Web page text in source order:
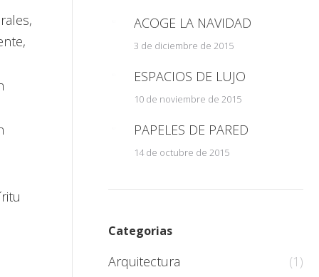
ACOGE LA NAVIDAD
3 de diciembre de 2015
ESPACIOS DE LUJO
10 de noviembre de 2015
PAPELES DE PARED
14 de octubre de 2015
Categorias
Arquitectura
(1)